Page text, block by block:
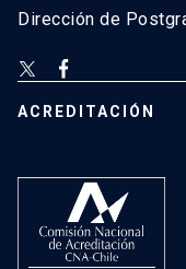
Dirección de
ACREDITACIÓN